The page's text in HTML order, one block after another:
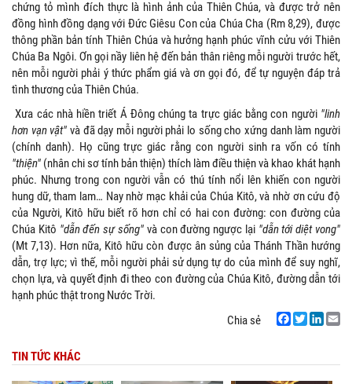
chứng tỏ mình đích thực là hình ảnh của Thiên Chúa, và được trở nên
đồng hình đồng dạng với Đức Giêsu Con của Chúa Cha (Rm 8,29), được
thông phần bản tính Thiên Chúa và hưởng hạnh phúc vĩnh cửu với Thiên
Chúa Ba Ngôi. Ơn gọi nầy liên hệ đến bản thân riêng mỗi người trước hết,
nên mỗi người phải ý thức phẩm giá và ơn gọi đó, để tự nguyện đáp trả
tình thương của Thiên Chúa.
Xưa các nhà hiền triết Á Đông chúng ta trực giác bằng con người "linh
hơn vạn vật" và đã dạy mỗi người phải lo sống cho xứng danh làm người
(chính danh). Họ cũng trực giác rằng con người sinh ra vốn có tính
"thiện" (nhân chi sơ tính bản thiện) thích làm điều thiện và khao khát hạnh
phúc. Nhưng trong con người vẫn có thú tính nổi lên khiến con người
hung dữ, tham lam… Nay nhờ mạc khải của Chúa Kitô, và nhờ ơn cứu độ
của Người, Kitô hữu biết rõ hơn chỉ có hai con đường: con đường của
Chúa Kitô "dẫn đến sự sống"và con đường ngược lại "dẫn tới diệt vong"
(Mt 7,13). Hơn nữa, Kitô hữu còn được ân sủng của Thánh Thần hướng
dẫn, trợ lực; vì thế, mỗi người phải sử dụng tự do của mình để suy nghĩ,
chọn lựa, và quyết định đi theo con đường của Chúa Kitô, đường dẫn tới
hạnh phúc thật trong Nước Trời.
Chia sẻ
TIN TỨC KHÁC